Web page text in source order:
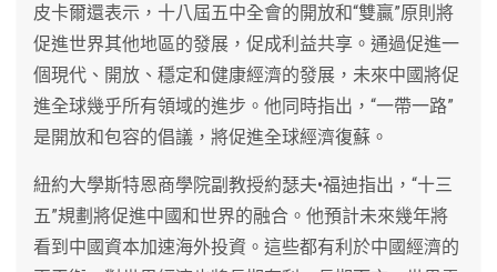
皮卡爾還表示，十八屆五中全會的開放和“雙贏”原則將
促進世界其他地區的發展，促成利益共享。通過促進一
個現代、開放、穩定和健康經濟的發展，未來中國將促
進全球幾乎所有領域的進步。他同時指出，“一帶一路”
是開放和包容的倡議，將促進全球經濟復蘇。
紐約大學斯特恩商學院副教授約瑟夫•福迪指出，“十三
五”規劃將促進中國和世界的融合。他預計未來幾年將
看到中國資本加速海外投資。這些都有利於中國經濟的